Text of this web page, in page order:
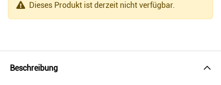
Dieses Produkt ist derzeit nicht verfügbar.
Beschreibung